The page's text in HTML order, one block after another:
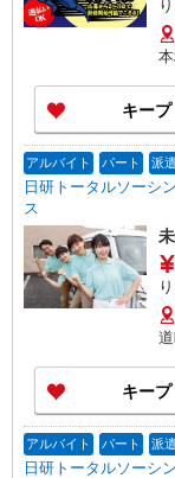
キープ
アルバイト パート 派
日研トータルソーシ
ス
い
キープ
アルバイト パート 派
日研トータルソーシ